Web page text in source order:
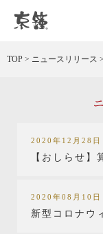
TOP > ニュースリリース >
2020年12月28日
【おしらせ】
2020年08月10日
新型コロナウ